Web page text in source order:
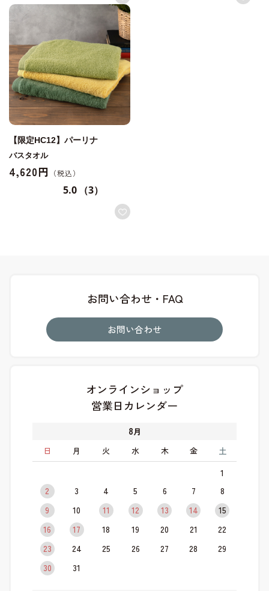
【限定HC12】パーリナ
バスタオル
4,620円
5.0 （3）
お問い合わせ・FAQ
お問い合わせ
オンラインショップ
営業日カレンダー
8月
日
月 火 水 木 金 土
1
2
3 4 5 6 7
8
9
10 11 12 13 14
15
16
17 18 19 20 21
22
23
24 25 26 27 28
29
30
31